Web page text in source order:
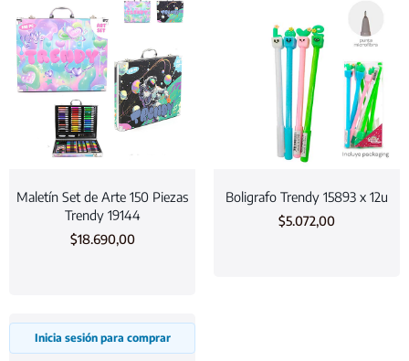
Maletín Set de Arte 150 Piezas
Trendy 19144
$18.690,00
Boligrafo Trendy 15893 x 12u
$5.072,00
Inicia sesión para comprar